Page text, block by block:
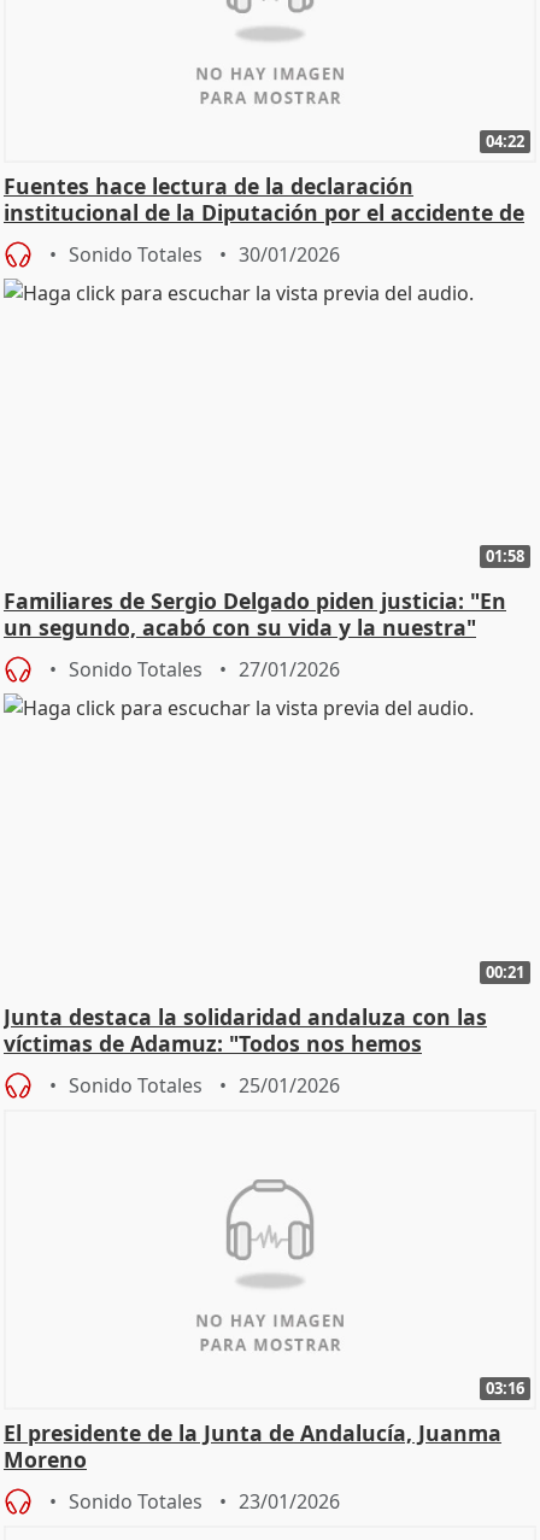
04:22
Fuentes hace lectura de la declaración
institucional de la Diputación por el accidente de
Adamuz
Sonido Totales 30/01/2026
01:58
Familiares de Sergio Delgado piden justicia: "En
un segundo, acabó con su vida y la nuestra"
Sonido Totales 27/01/2026
00:21
Junta destaca la solidaridad andaluza con las
víctimas de Adamuz: "Todos nos hemos
implicado"
Sonido Totales 25/01/2026
03:16
El presidente de la Junta de Andalucía, Juanma
Moreno
Sonido Totales 23/01/2026